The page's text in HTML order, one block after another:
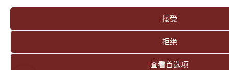
接受
拒绝
查看首选项